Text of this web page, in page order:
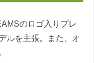
のロゴ入りプレ
ルを主張。また、オ